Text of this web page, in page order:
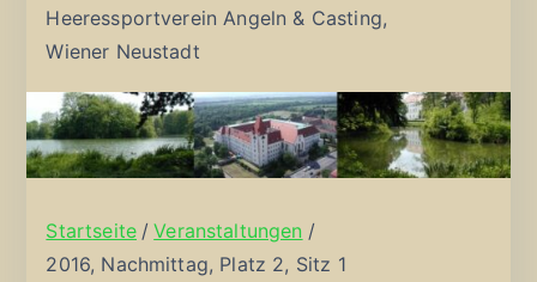
Heeressportverein Angeln & Casting,
Wiener Neustadt
Startseite
Veranstaltungen
2016, Nachmittag, Platz 2, Sitz 1